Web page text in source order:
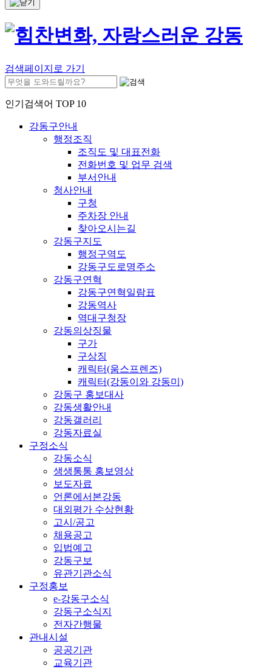
검색페이지로 가기
인기검색어 TOP 10
강동구안내
행정조직
조직도 및 대표전화
전화번호 및 업무 검색
부서안내
청사안내
구청
주차장 안내
찾아오시는길
강동구지도
행정구역도
강동구도로명주소
강동구연혁
강동구연혁일람표
강동역사
역대구청장
강동의상징물
구가
구상징
캐릭터(움스프렌즈)
캐릭터(강동이와 강동미)
강동구 홍보대사
강동생활안내
강동갤러리
강동자료실
구정소식
강동소식
생생통통 홍보영상
보도자료
언론에서본강동
대외평가 수상현황
고시/공고
채용공고
입법예고
강동구보
유관기관소식
구정홍보
e-강동구소식
강동구소식지
전자간행물
관내시설
공공기관
교육기관